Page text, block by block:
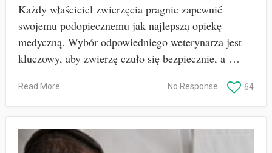
Każdy właściciel zwierzęcia pragnie zapewnić
swojemu podopiecznemu jak najlepszą opiekę
medyczną. Wybór odpowiedniego weterynarza jest
kluczowy, aby zwierzę czuło się bezpiecznie, a …
Read More 64
No Response